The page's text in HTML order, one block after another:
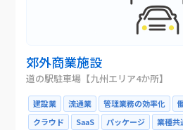
郊外商業施設
道の駅駐車場【九州エリア4か所】
建設業 流通業 管理業務の効率化
クラウド
SaaS パッケージ 業種共